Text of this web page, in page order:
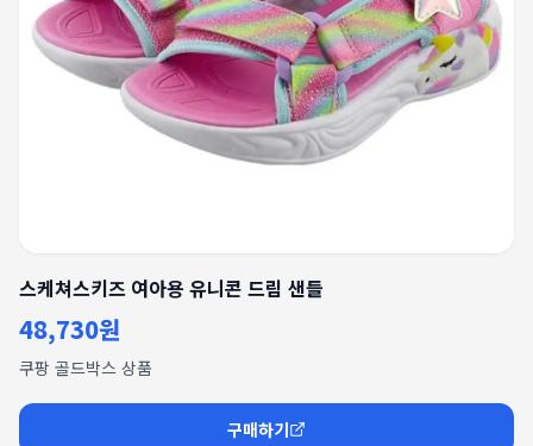
스케쳐스키즈 여아용 유니콘 드림 샌들
48,730원
쿠팡 골드박스 상품
구매하기